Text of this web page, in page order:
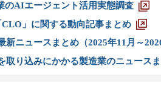
のAIエージェント活用実態調査
」に関する動向記事まとめ
ニュースまとめ（2025年11月～
取り込みにかかる製造業のニュース